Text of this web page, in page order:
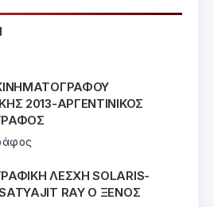
2013-ΑΡΓΕΝΤΙΝΙΚΟΣ
ΛΕΣΧΗ SOLARIS-
RAY Ο ΞΕΝΟΣ